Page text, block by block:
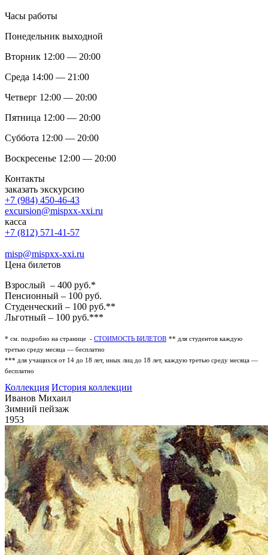
Часы работы
Понедельник выходной
Вторник 12:00 — 20:00
Среда 14:00 — 21:00
Четверг 12:00 — 20:00
Пятница 12:00 — 20:00
Суббота 12:00 — 20:00
Воскресенье 12:00 — 20:00
Контакты
заказать экскурсию
+7 (984) 450-46-43
excursion@mispxx-xxi.ru
касса
+7 (812) 571-41-57
misp@mispxx-xxi.ru
Цена билетов
Взрослый – 400 руб.*
Пенсионный – 100 руб.
Студенческий – 100 руб.**
Льготный – 100 руб.***
* см. подробно на странице - СТОИМОСТЬ БИЛЕТОВ ** для студентов каждую
третью среду месяца — бесплатно
*** для учащихся от 14 до 18 лет, иных лиц до 18 лет, каждую третью среду месяца —
бесплатно
Коллекция История коллекции
Иванов Михаил
Зимний пейзаж
1953